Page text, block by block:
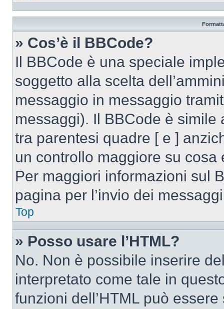
» Cos’è il BBCode?
Il BBCode è una speciale
soggetto alla scelta
messaggio in messaggio
messaggi). Il BBCode è simile
tra parentesi quadre [ e ]
un controllo maggiore su
Per maggiori informazioni sul
pagina per l’invio dei
Top
» Posso usare l’HTML?
No. Non è possibile inserire
interpretato come tale in
funzioni dell’HTML può